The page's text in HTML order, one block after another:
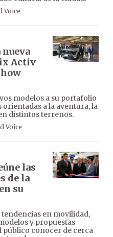
Voice
Activ
modelos a su portafolio
a la aventura, la
distintos terrenos.
Voice
las
de la
su
en movilidad,
y propuestas
conocer de cerca